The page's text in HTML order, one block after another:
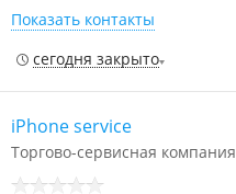
Показать контакты
сегодня закрыто
iPhone service
Торгово-сервисная компания